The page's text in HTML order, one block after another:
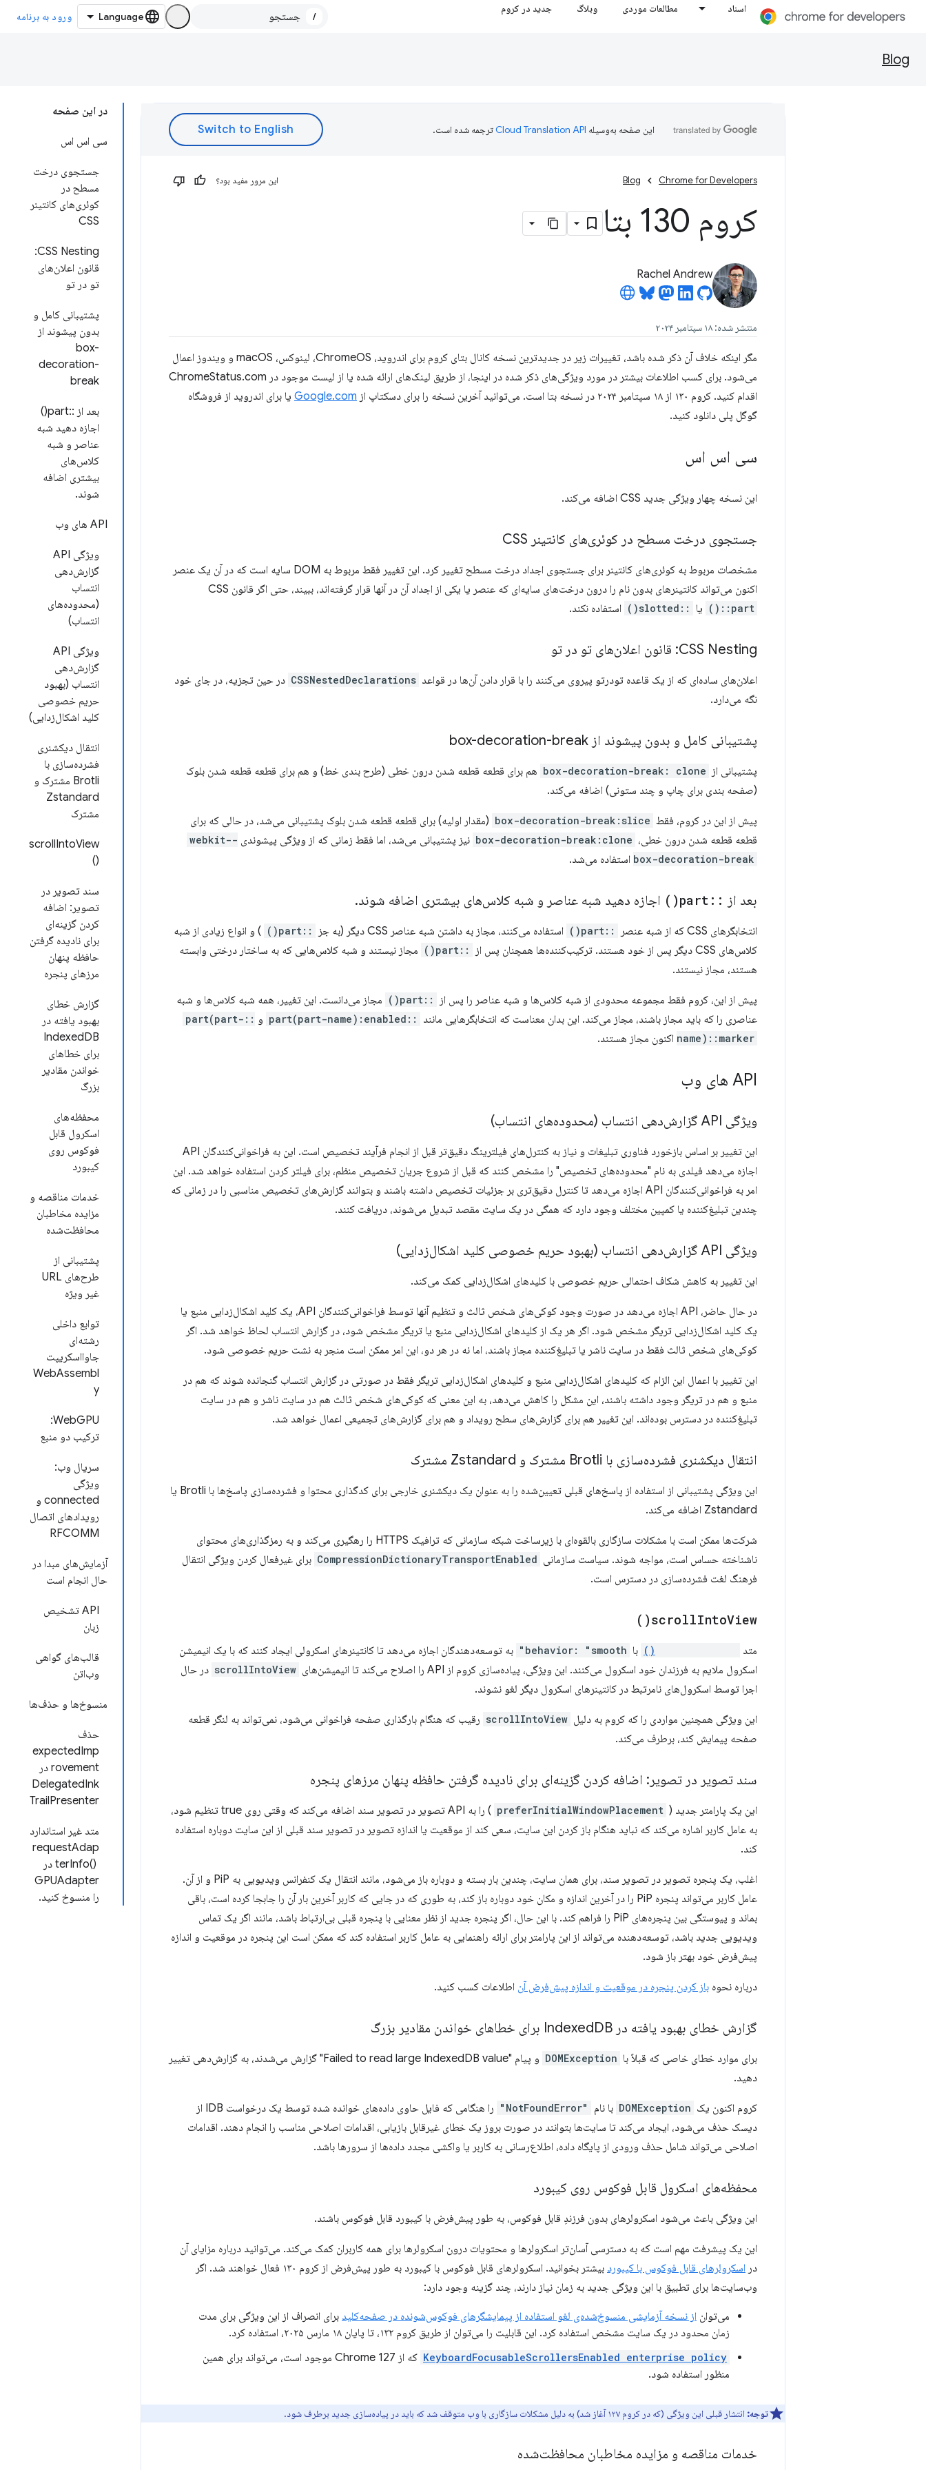
اسناد مطالعات موردی وبلاگ جدید در کروم
/ ورود به برنامه
Blog
در این صفحه
سی اس اس
جستجوی درخت
مسطح در
کوئری‌های کانتینر
CSS
CSS Nesting:
قانون اعلان‌های
تو در تو
پشتیبانی کامل و
بدون پیشوند از
box-
decoration-
break
بعد از ::part()
اجازه دهید شبه
عناصر و شبه
کلاس‌های
بیشتری اضافه
شوند.
API های وب
ویژگی API
گزارش‌دهی
انتساب
(محدوده‌های
انتساب)
ویژگی API
گزارش‌دهی
انتساب (بهبود
حریم خصوصی
کلید اشکال‌زدایی)
انتقال دیکشنری
فشرده‌سازی با
Brotli مشترک و
Zstandard
مشترک
scrollIntoView
()
سند تصویر در
تصویر: اضافه
کردن گزینه‌ای
برای نادیده گرفتن
حافظه پنهان
مرزهای پنجره
گزارش خطای
بهبود یافته در
IndexedDB
برای خطاهای
خواندن مقادیر
بزرگ
محفظه‌های
اسکرول قابل
فوکوس روی
کیبورد
خدمات مناقصه و
مزایده مخاطبان
محافظت‌شده
پشتیبانی از
طرح‌های URL
غیر ویژه
توابع داخلی
رشته‌ای
جاوااسکریپت
WebAssembl
y
WebGPU:
ترکیب دو منبع
سریال وب:
ویژگی
connected و
رویدادهای اتصال
RFCOMM
آزمایش‌های مبدا در
حال انجام است
API تشخیص
زبان
قالب‌های گواهی
وب‌اتن
منسوخ‌ها و حذف‌ها
حذف
expectedImp
rovement در
DelegatedInk
TrailPresenter
متد غیر استاندارد
requestAdap
terInfo() ‎ در
GPUAdapter
را منسوخ کنید.
این صفحه به‌وسیله ترجمه شده است.
Chrome for Developers
Blog این مرور مفید بود؟
کروم 130 بتا
Rachel Andrew
منتشر شده: ۱۸ سپتامبر ۲۰۲۴
مگر اینکه خلاف آن ذکر شده باشد، تغییرات زیر در جدیدترین نسخه کانال بتای کروم برای اندروید، ChromeOS، لینوکس، macOS و ویندوز اعمال
می‌شود. برای کسب اطلاعات بیشتر در مورد ویژگی‌های ذکر شده در اینجا، از طریق لینک‌های ارائه شده یا از لیست موجود در ChromeStatus.com
اقدام کنید. کروم ۱۳۰ از ۱۸ سپتامبر ۲۰۲۴ در نسخه بتا است. می‌توانید آخرین نسخه را برای دسکتاپ از
Google.com یا برای اندروید از فروشگاه
گوگل پلی دانلود کنید.
سی اس اس
این نسخه چهار ویژگی جدید CSS اضافه می‌کند.
جستجوی درخت مسطح در کوئری‌های کانتینر CSS
مشخصات مربوط به کوئری‌های کانتینر برای جستجوی اجداد درخت مسطح تغییر کرد. این تغییر فقط مربوط به DOM سایه است که در آن یک عنصر
اکنون می‌تواند کانتینرهای بدون نام را درون درخت‌های سایه‌ای که عنصر یا یکی از اجداد آن در آنها قرار گرفته‌اند، ببیند، حتی اگر قانون CSS
::part() یا ::slotted() استفاده نکند.
CSS Nesting: قانون اعلان‌های تو در تو
اعلان‌های ساده‌ای که از یک قاعده تودرتو پیروی می‌کنند را با قرار دادن آن‌ها در قواعد CSSNestedDeclarations در حین تجزیه، در جای خود
نگه می‌دارد.
پشتیبانی کامل و بدون پیشوند از box-decoration-break
پشتیبانی از box-decoration-break: clone هم برای قطعه قطعه شدن درون خطی (طرح بندی خط) و هم برای قطعه قطعه شدن بلوک
(صفحه بندی برای چاپ و چند ستونی) اضافه می‌کند.
پیش از این در کروم، فقط box-decoration-break:slice (مقدار اولیه) برای قطعه قطعه شدن بلوک پشتیبانی می‌شد، در حالی که برای
قطعه قطعه شدن درون خطی، box-decoration-break:clone نیز پشتیبانی می‌شد، اما فقط زمانی که از ویژگی پیشوندی
-webkit-
box-decoration-break استفاده می‌شد.
بعد از ::
part(
) اجازه دهید شبه عناصر و شبه کلاس‌های بیشتری اضافه شوند.
انتخابگرهای CSS که از شبه عنصر ::part() استفاده می‌کنند، مجاز به داشتن شبه عناصر CSS دیگر (به جز ::part()
) و انواع زیادی از شبه
کلاس‌های CSS دیگر پس از خود هستند. ترکیب‌کننده‌ها همچنان پس از
::part()
مجاز نیستند و شبه کلاس‌هایی که به ساختار درختی وابسته
هستند، مجاز نیستند.
پیش از این، کروم فقط مجموعه محدودی از شبه کلاس‌ها و شبه عناصر را پس از ::part()
مجاز می‌دانست. این تغییر، همه شبه کلاس‌ها و شبه
عناصری را که باید مجاز باشند، مجاز می‌کند. این بدان معناست که انتخابگرهایی مانند
::part(part-name):enabled و
::part(part-
name)::marker اکنون مجاز هستند.
API های وب
ویژگی API گزارش‌دهی انتساب (محدوده‌های انتساب)
این تغییر بر اساس بازخورد فناوری تبلیغات و نیاز به کنترل‌های فیلترینگ دقیق‌تر قبل از انجام فرآیند تخصیص است. این به فراخوانی‌کنندگان API
اجازه می‌دهد فیلدی به نام "محدوده‌های تخصیص" را مشخص کنند که قبل از شروع جریان تخصیص منظم، برای فیلتر کردن استفاده خواهد شد. این
امر به فراخوانی‌کنندگان API اجازه می‌دهد تا کنترل دقیق‌تری بر جزئیات تخصیص داشته باشند و بتوانند گزارش‌های تخصیص مناسبی را در زمانی که
چندین تبلیغ‌کننده یا کمپین مختلف وجود دارد که همگی در یک سایت مقصد تبدیل می‌شوند، دریافت کنند.
ویژگی API گزارش‌دهی انتساب (بهبود حریم خصوصی کلید اشکال‌زدایی)
این تغییر به کاهش شکاف احتمالی حریم خصوصی با کلیدهای اشکال‌زدایی کمک می‌کند.
در حال حاضر، API اجازه می‌دهد در صورت وجود کوکی‌های شخص ثالث و تنظیم آنها توسط فراخوانی‌کنندگان API، یک کلید اشکال‌زدایی منبع یا
یک کلید اشکال‌زدایی تریگر مشخص شود. اگر هر یک از کلیدهای اشکال‌زدایی منبع یا تریگر مشخص شود، در گزارش انتساب لحاظ خواهد شد. اگر
کوکی‌های شخص ثالث فقط در سایت ناشر یا تبلیغ‌کننده مجاز باشند، اما نه در هر دو، این امر ممکن است منجر به نشت حریم خصوصی شود.
این تغییر با اعمال این الزام که کلیدهای اشکال‌زدایی منبع و کلیدهای اشکال‌زدایی تریگر فقط در صورتی در گزارش انتساب گنجانده شوند که هم در
منبع و هم در تریگر وجود داشته باشند، این مشکل را کاهش می‌دهد، به این معنی که کوکی‌های شخص ثالث هم در سایت ناشر و هم در سایت
تبلیغ‌کننده در دسترس بوده‌اند. این تغییر هم برای گزارش‌های سطح رویداد و هم برای گزارش‌های تجمیعی اعمال خواهد شد.
انتقال دیکشنری فشرده‌سازی با Brotli مشترک و Zstandard مشترک
این ویژگی پشتیبانی از استفاده از پاسخ‌های قبلی تعیین‌شده را به عنوان یک دیکشنری خارجی برای کدگذاری محتوا و فشرده‌سازی پاسخ‌ها با Brotli یا
Zstandard اضافه می‌کند.
شرکت‌ها ممکن است با مشکلات سازگاری بالقوه‌ای با زیرساخت شبکه سازمانی که ترافیک HTTPS را رهگیری می‌کند و به رمزگذاری‌های محتوای
ناشناخته حساس است، مواجه شوند. سیاست سازمانی CompressionDictionaryTransportEnabled برای غیرفعال کردن ویژگی انتقال
فرهنگ لغت فشرده‌سازی در دسترس است.
scrollIntoView(
)
متد با behavior: "smooth"
به توسعه‌دهندگان اجازه می‌دهد تا کانتینرهای اسکرولی ایجاد کنند که با یک انیمیشن
اسکرول ملایم به فرزندان خود اسکرول می‌کنند. این ویژگی، پیاده‌سازی کروم از API را اصلاح می‌کند تا انیمیشن‌های
scrollIntoView در حال
اجرا توسط اسکرول‌های نامرتبط در کانتینرهای اسکرول دیگر لغو نشوند.
این ویژگی همچنین مواردی را که کروم به دلیل scrollIntoView رقیب که هنگام بارگذاری صفحه فراخوانی می‌شود، نمی‌تواند به لنگر قطعه
صفحه پیمایش کند، برطرف می‌کند.
سند تصویر در تصویر: اضافه کردن گزینه‌ای برای نادیده گرفتن حافظه پنهان مرزهای پنجره
این یک پارامتر جدید ( preferInitialWindowPlacement
) را به API تصویر در تصویر سند اضافه می‌کند که وقتی روی true تنظیم شود،
به عامل کاربر اشاره می‌کند که نباید هنگام باز کردن این سایت، سعی کند از موقعیت یا اندازه تصویر در تصویر سند قبلی از این سایت دوباره استفاده
کند.
اغلب، یک پنجره تصویر در تصویر سند، برای همان سایت، چندین بار بسته و دوباره باز می‌شود، مانند انتقال یک کنفرانس ویدیویی به PiP و از آن.
عامل کاربر می‌تواند پنجره PiP را در آخرین اندازه و مکان خود دوباره باز کند، به طوری که در جایی که کاربر آخرین بار آن را جابجا کرده است، باقی
بماند و پیوستگی بین پنجره‌های PiP را فراهم کند. با این حال، اگر پنجره جدید از نظر معنایی با پنجره قبلی بی‌ارتباط باشد، مانند اگر یک تماس
ویدیویی جدید باشد، توسعه‌دهنده می‌تواند از این پارامتر برای ارائه راهنمایی به عامل کاربر استفاده کند که ممکن است این پنجره در موقعیت و اندازه
پیش‌فرض خود بهتر باز شود.
درباره نحوه باز کردن پنجره در موقعیت و اندازه پیش‌فرض آن اطلاعات کسب کنید.
گزارش خطای بهبود یافته در Indexed DB برای خطاهای خواندن مقادیر بزرگ
برای موارد خطای خاصی که قبلاً با DOMException
و پیام "Failed to read large IndexedDB value" گزارش می‌شدند، به گزارش‌دهی تغییر
دهید.
کروم اکنون یک DOMException با نام "NotFoundError"
را هنگامی که فایل حاوی داده‌های خوانده شده توسط یک درخواست IDB از
دیسک حذف می‌شود، ایجاد می‌کند تا سایت‌ها بتوانند در صورت بروز یک خطای غیرقابل بازیابی، اقدامات اصلاحی مناسب را انجام دهند. اقدامات
اصلاحی می‌تواند شامل حذف ورودی از پایگاه داده، اطلاع‌رسانی به کاربر یا واکشی مجدد داده‌ها از سرورها باشد.
محفظه‌های اسکرول قابل فوکوس روی کیبورد
این ویژگی باعث می‌شود اسکرولرهای بدون فرزندِ قابل فوکوس، به طور پیش‌فرض با کیبورد قابل فوکوس باشند.
این یک پیشرفت مهم است که به دسترسی آسان‌تر اسکرولرها و محتویات درون اسکرولرها برای همه کاربران کمک می‌کند. می‌توانید درباره مزایای آن
در اسکرولرهای قابل فوکوس با کیبورد
بیشتر بخوانید. اسکرولرهای قابل فوکوس با کیبورد به طور پیش‌فرض از کروم ۱۳۰ فعال خواهند شد. اگر
وب‌سایت‌ها برای تطبیق با این ویژگی جدید به زمان نیاز دارند، چند گزینه وجود دارد:
می‌توان از نسخه آزمایشی منسوخ‌شده‌ی لغو استفاده از پیمایشگرهای فوکوس‌شونده در صفحه‌کلید برای انصراف از این ویژگی برای مدت
زمان محدود در یک سایت مشخص استفاده کرد. این قابلیت را می‌توان از طریق کروم ۱۳۲، تا پایان ۱۸ مارس ۲۰۲۵، استفاده کرد.
KeyboardFocusableScrollersEnabled enterprise policy
که از Chrome 127 موجود است، می‌تواند برای همین
منظور استفاده شود.
توجه: انتشار قبلی این ویژگی (که در کروم ۱۲۷ آغاز شد) به دلیل مشکلات سازگاری با وب متوقف شد که باید در پیاده‌سازی جدید برطرف شود.
خدمات مناقصه و مزایده مخاطبان محافظت‌شده